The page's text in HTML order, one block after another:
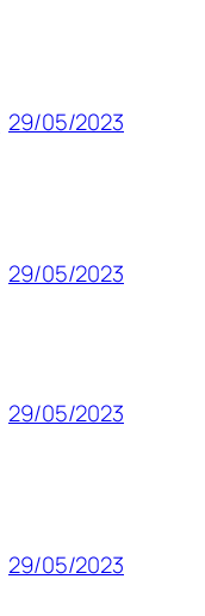
29/05/2023
29/05/2023
29/05/2023
29/05/2023